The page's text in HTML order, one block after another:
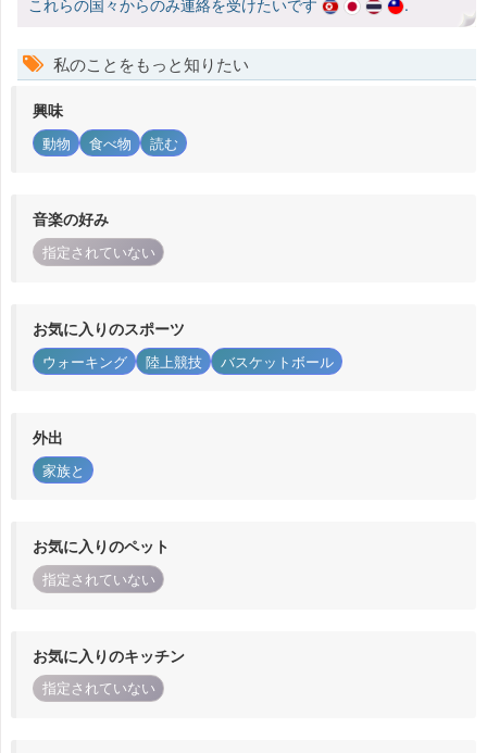
これらの国々からのみ連絡を受けたいです .
私のことをもっと知りたい
興味
動物 食べ物 読む
音楽の好み
指定されていない
お気に入りのスポーツ
ウォーキング 陸上競技 バスケットボール
外出
家族と
お気に入りのペット
指定されていない
お気に入りのキッチン
指定されていない